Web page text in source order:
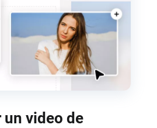
un video de